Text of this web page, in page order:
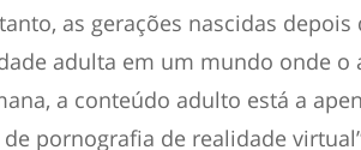
as gerações nascidas depois
adulta em um mundo onde o
a conteúdo adulto está a
pornografia de realidade